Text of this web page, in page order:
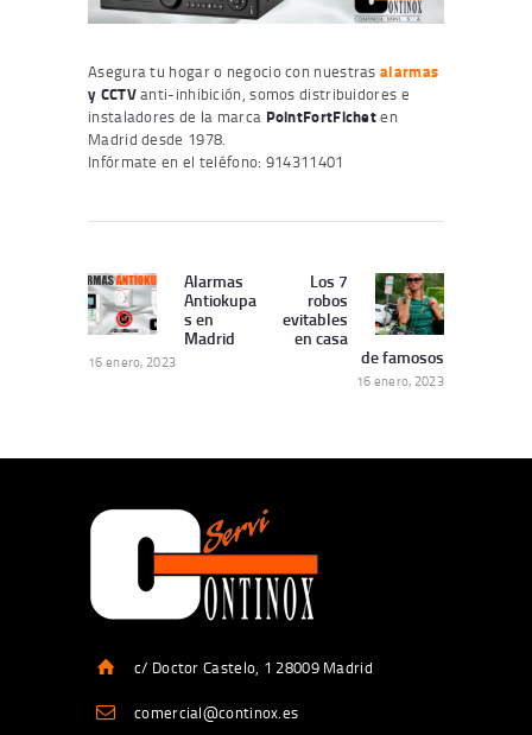
Asegura tu hogar o negocio con nuestras alarmas
y CCTVanti-inhibición, somos distribuidores e
instaladores de la marca PointFortFicheten
Madrid desde 1978.
Infórmate en el teléfono: 914311401
de
entradas
Publicación
Anterior:
Alarmas
Antiokupa
s en
Madrid
16 enero, 2023
Siguiente
publicación:
Los 7
robos
evitables
en casa
de famosos
16 enero, 2023
c/ Doctor Castelo, 1 28009 Madrid
comercial@continox.es